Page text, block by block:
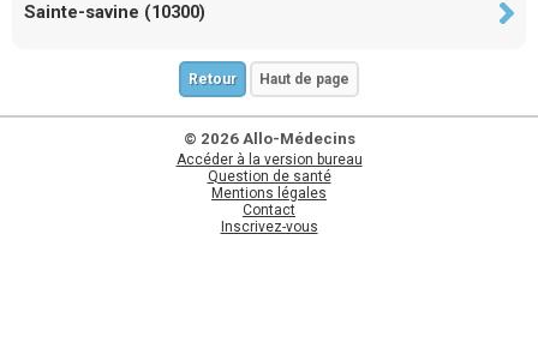
Sainte-savine (10300)
Retour Haut de page
© 2026 Allo-Médecins
Accéder à la version bureau
Question de santé
Mentions légales
Contact
Inscrivez-vous